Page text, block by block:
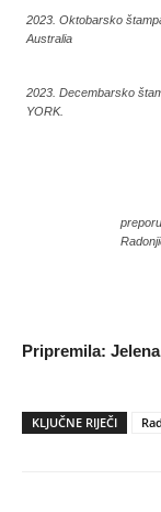
2023. Oktobarsko
Australia
2023. Decembarsko
YORK.
Pripremila:
KLJUČNE RIJEČI